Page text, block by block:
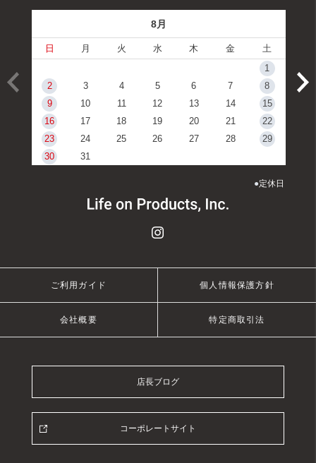
8月
日 月 火 水 木 金
土
1
2
3 4 5 6 7
8
9
10 11 12 13 14
15
16
17 18 19 20 21
22
23
24 25 26 27 28
29
30
31
●定休日
ご利用ガイド 個人情報保護方針
会社概要 特定商取引法
店長ブログ
コーポレートサイト